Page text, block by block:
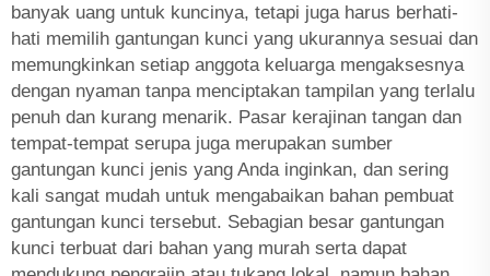
banyak uang untuk kuncinya, tetapi juga harus berhati-
hati memilih gantungan kunci yang ukurannya sesuai dan
memungkinkan setiap anggota keluarga mengaksesnya
dengan nyaman tanpa menciptakan tampilan yang terlalu
penuh dan kurang menarik. Pasar kerajinan tangan dan
tempat-tempat serupa juga merupakan sumber
gantungan kunci jenis yang Anda inginkan, dan sering
kali sangat mudah untuk mengabaikan bahan pembuat
gantungan kunci tersebut. Sebagian besar gantungan
kunci terbuat dari bahan yang murah serta dapat